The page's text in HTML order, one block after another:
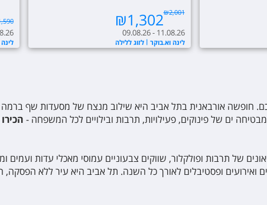
₪1,302₪2,001
לינה וא.בוקר לזוג ללילה
09.08.26 - 11.08.26
חופשה אורבאנית בתל אביב היא שילוב מנצח של מסעדות שף ברמה
ים של פינוקים, פעילויות, תרבות ובילויים לכל המשפחה -
של תרבות ופולקלור, שווקים צבעוניים עמוסי מאכלי עדות ועמים
ואירועים ופסטיבלים לאורך כל השנה. תל אביב היא עיר ללא